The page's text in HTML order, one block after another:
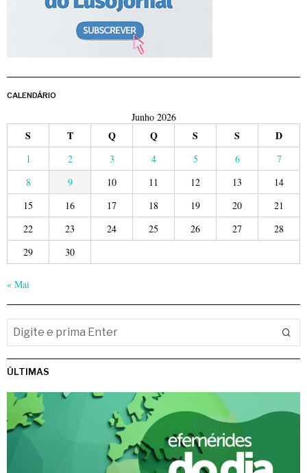
CALENDÁRIO
Junho 2026
S T Q Q S S D
1 2 3 4 5 6
7
8
9 10 11 12 13
14
15
16 17 18 19 20
21
22
23 24 25 26 27
28
29
30
« Mai
ÚLTIMAS